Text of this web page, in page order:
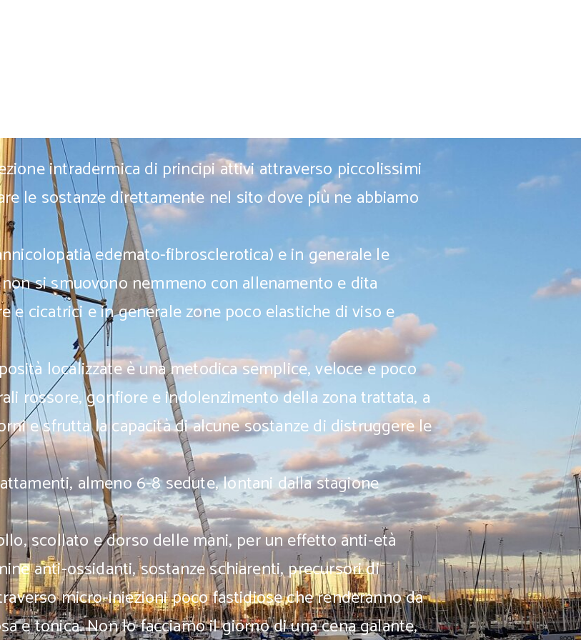
intradermica di principi attivi attraverso piccolissimi
le sostanze direttamente nel sito dove più ne abbiamo
edemato-fibrosclerotica) e in generale le
si smuovono nemmeno con allenamento e dita
e cicatrici e in generale zone poco elastiche di viso e
localizzate è una metodica semplice, veloce e poco
rossore, gonfiore e indolenzimento della zona trattata, a
e sfrutta la capacità di alcune sostanze di distruggere le
almeno 6-8 sedute, lontani dalla stagione
scollato e dorso delle mani, per un effetto anti-età
anti-ossidanti, sostanze schiarenti, precursori di
micro-iniezioni poco fastidiose che renderanno da
e tonica. Non lo facciamo il giorno di una cena galante,